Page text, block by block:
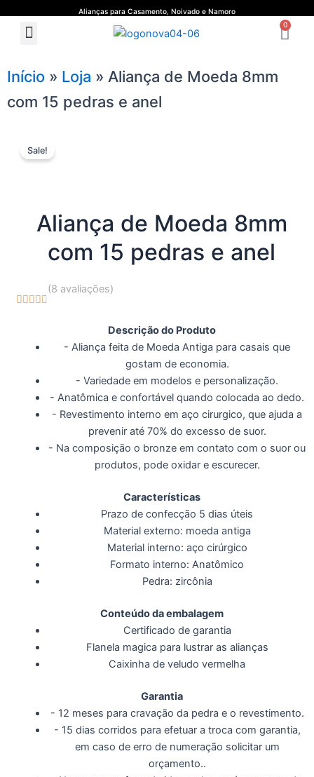
Alianças para Casamento, Noivado e Namoro
Menu 0
Início » Loja » Aliança de Moeda 8mm
com 15 pedras e anel
Sale!
Aliança de Moeda 8mm
com 15 pedras e anel
    
(8 avaliações)
Descrição do Produto
- Aliança feita de Moeda Antiga para casais que
gostam de economia.
- Variedade em modelos e personalização.
- Anatômica e confortável quando colocada ao dedo.
- Revestimento interno em aço cirurgico, que ajuda a
prevenir até 70% do excesso de suor.
- Na composição o bronze em contato com o suor ou
produtos, pode oxidar e escurecer.
Características
Prazo de confecção 5 dias úteis
Material externo: moeda antiga
Material interno: aço cirúrgico
Formato interno: Anatômico
Pedra: zircônia
Conteúdo da embalagem
Certificado de garantia
Flanela magica para lustrar as alianças
Caixinha de veludo vermelha
Garantia
- 12 meses para cravação da pedra e o revestimento.
- 15 dias corridos para efetuar a troca com garantia,
em caso de erro de numeração solicitar um
orçamento..